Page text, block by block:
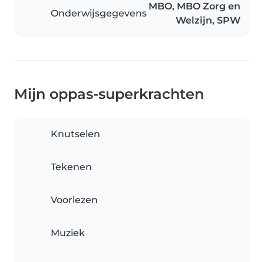
Onderwijsgegevens
MBO, MBO Zorg en
Welzijn, SPW
Mijn oppas-superkrachten
Knutselen
Tekenen
Voorlezen
Muziek